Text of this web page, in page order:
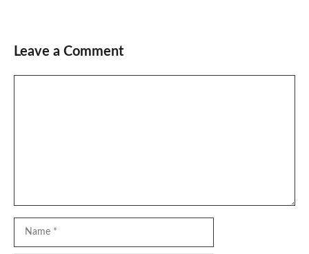
Leave a Comment